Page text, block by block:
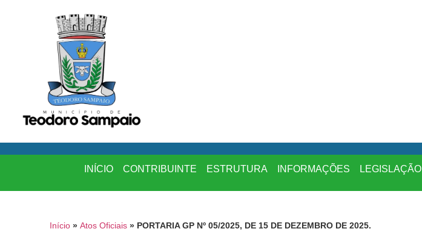
INÍCIO CONTRIBUINTE ESTRUTURA INFORMAÇÕES LEGISLAÇÃO
Início » Atos Oficiais » PORTARIA GP Nº 05/2025, DE 15 DE DEZEMBRO DE 2025.